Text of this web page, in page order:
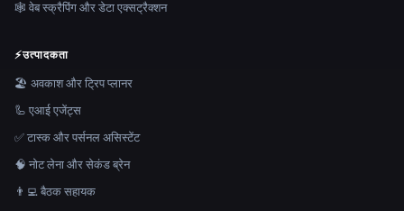
🕸️ वेब स्क्रैपिंग और डेटा एक्सट्रैक्शन
⚡उत्पादकता
🏖 अवकाश और ट्रिप प्लानर
🦾 एआई एजेंट्स
✅ टास्क और पर्सनल असिस्टेंट
🧠 नोट लेना और सेकंड ब्रेन
👨‍💻 बैठक सहायक